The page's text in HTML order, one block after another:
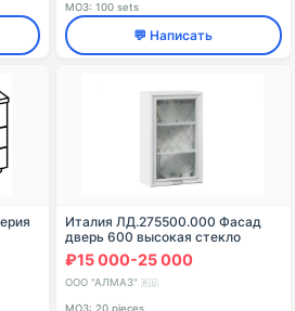
МОЗ: 100 sets
💬 Написать
Италия ЛД.275500.000 Фасад
дверь 600 высокая стекло
₽15 000-25 000
ООО "АЛМАЗ" 🇷🇺
МОЗ: 20 pieces